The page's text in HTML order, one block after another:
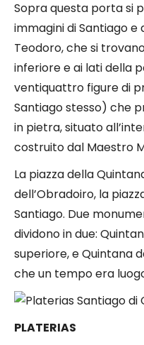
Sopra questa porta si
immagini di Santiago e
Teodoro, che si
inferiore e ai lati della
ventiquattro figure di
Santiago stesso) che
in pietra, situato
costruito dal Maestro
La piazza della
dell’Obradoiro, la
Santiago. Due
dividono in due:
superiore, e Quintana
che un tempo era
PLATERIAS